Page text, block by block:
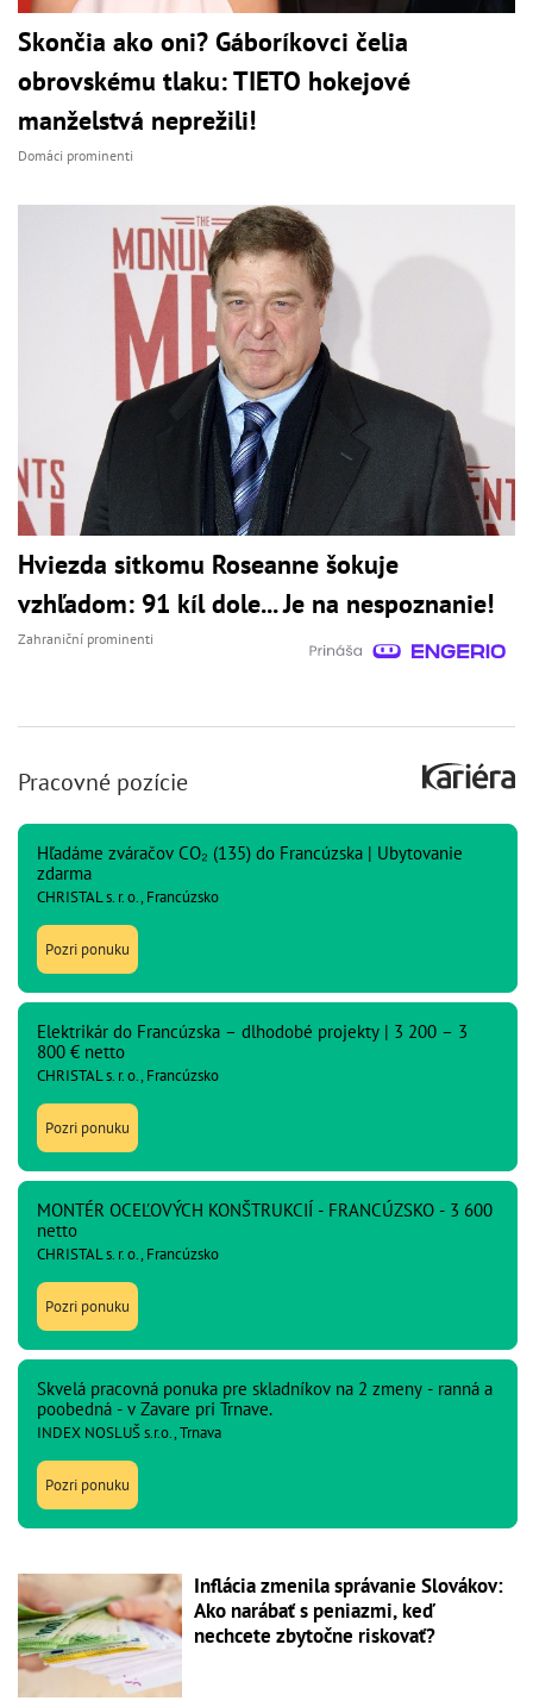
Skončia ako oni? Gáboríkovci čelia
obrovskému tlaku: TIETO hokejové
manželstvá neprežili!
Domáci prominenti
Hviezda sitkomu Roseanne šokuje
vzhľadom: 91 kíl dole... Je na nespoznanie!
Zahraniční prominenti
Pracovné pozície
Hľadáme zváračov CO₂ (135) do Francúzska | Ubytovanie
zdarma
CHRISTAL s. r. o., Francúzsko
Pozri ponuku
Elektrikár do Francúzska – dlhodobé projekty | 3 200 – 3
800 € netto
CHRISTAL s. r. o., Francúzsko
Pozri ponuku
MONTÉR OCEĽOVÝCH KONŠTRUKCIÍ - FRANCÚZSKO - 3 600
netto
CHRISTAL s. r. o., Francúzsko
Pozri ponuku
Skvelá pracovná ponuka pre skladníkov na 2 zmeny - ranná a
poobedná - v Zavare pri Trnave.
INDEX NOSLUŠ s.r.o., Trnava
Pozri ponuku
Inflácia zmenila správanie Slovákov:
Ako narábať s peniazmi, keď
nechcete zbytočne riskovať?